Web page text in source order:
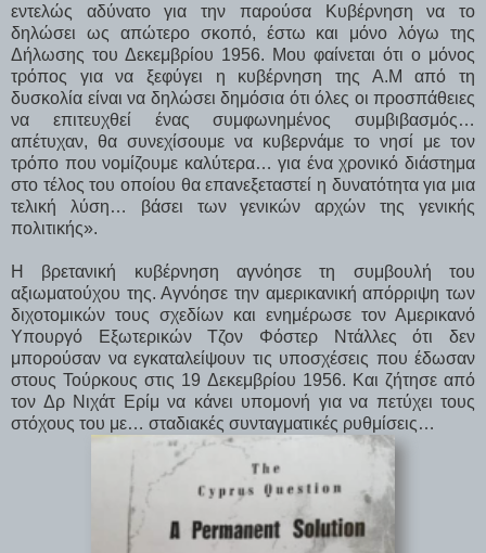
εντελώς αδύνατο για την παρούσα Κυβέρνηση να το
δηλώσει ως απώτερο σκοπό, έστω και μόνο λόγω της
Δήλωσης του Δεκεμβρίου 1956. Μου φαίνεται ότι ο μόνος
τρόπος για να ξεφύγει η κυβέρνηση της Α.Μ από τη
δυσκολία είναι να δηλώσει δημόσια ότι όλες οι προσπάθειες
να επιτευχθεί ένας συμφωνημένος συμβιβασμός…
απέτυχαν, θα συνεχίσουμε να κυβερνάμε το νησί με τον
τρόπο που νομίζουμε καλύτερα… για ένα χρονικό διάστημα
στο τέλος του οποίου θα επανεξεταστεί η δυνατότητα για μια
τελική λύση… βάσει των γενικών αρχών της γενικής
πολιτικής».
Η βρετανική κυβέρνηση αγνόησε τη συμβουλή του
αξιωματούχου της. Αγνόησε την αμερικανική απόρριψη των
διχοτομικών τους σχεδίων και ενημέρωσε τον Αμερικανό
Υπουργό Εξωτερικών Τζον Φόστερ Ντάλλες ότι δεν
μπορούσαν να εγκαταλείψουν τις υποσχέσεις που έδωσαν
στους Τούρκους στις 19 Δεκεμβρίου 1956. Και ζήτησε από
τον Δρ Νιχάτ Ερίμ να κάνει υπομονή για να πετύχει τους
στόχους του με… σταδιακές συνταγματικές ρυθμίσεις…